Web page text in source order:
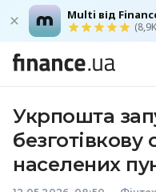
Multi від
Укрпошта
безготівкову
населених